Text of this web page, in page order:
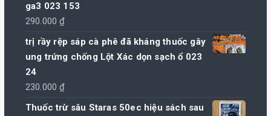
ga3 023 153
290.000₫
trị rầy rệp sáp cà phê đã kháng thuốc gây
ung trứng chống Lột Xác dọn sạch ổ 023
24
230.000₫
Thuốc trừ sâu Staras 50ec hiệu sách sau